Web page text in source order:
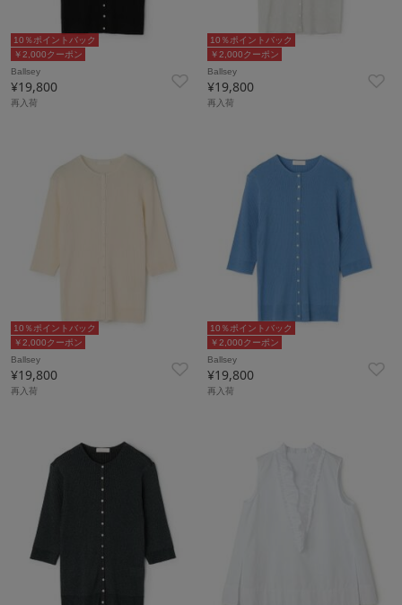
￥2,000クーポン
10％ポイントバック
Ballsey
¥19,800
再入荷
￥2,000クーポン
10％ポイントバック
Ballsey
¥19,800
再入荷
￥2,000クーポン
10％ポイントバック
Ballsey
¥19,800
再入荷
￥2,000クーポン
10％ポイントバック
Ballsey
¥19,800
再入荷